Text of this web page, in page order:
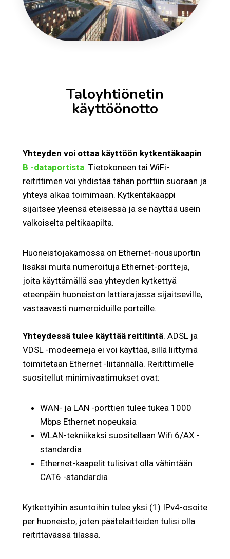
Taloyhtiönetin
käyttöönotto
Yhteyden voi ottaa käyttöön kytkentäkaapin
B -dataportista. Tietokoneen tai WiFi-
reitittimen voi yhdistää tähän porttiin suoraan ja
yhteys alkaa toimimaan. Kytkentäkaappi
sijaitsee yleensä eteisessä ja se näyttää usein
valkoiselta peltikaapilta.
Huoneistojakamossa on Ethernet-nousuportin
lisäksi muita numeroituja Ethernet-portteja,
joita käyttämällä saa yhteyden kytkettyä
eteenpäin huoneiston lattiarajassa sijaitseville,
vastaavasti numeroiduille porteille.
Yhteydessä tulee käyttää reititintä. ADSL ja
VDSL -modeemeja ei voi käyttää, sillä liittymä
toimitetaan Ethernet -liitännällä. Reitittimelle
suositellut minimivaatimukset ovat:
WAN- ja LAN -porttien tulee tukea 1000
Mbps Ethernet nopeuksia
WLAN-tekniikaksi suositellaan Wifi 6/AX -
standardia
Ethernet-kaapelit tulisivat olla vähintään
CAT6 -standardia
Kytkettyihin asuntoihin tulee yksi (1) IPv4-osoite
per huoneisto, joten päätelaitteiden tulisi olla
reitittävässä tilassa.